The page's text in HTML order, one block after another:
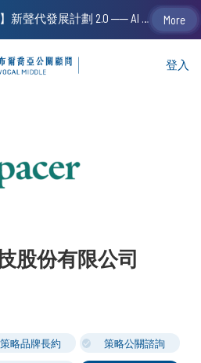
登入
股份有限公司
策略品牌長約 策略公關諮詢
【VM 布爾喬亞招募中】新聲代發展計劃 2.0 ── AI PR 人才加速養成計劃（歡迎「應屆畢業生」、「一年以下相關 / 三年以下非相關經驗工作者」申請加入） More